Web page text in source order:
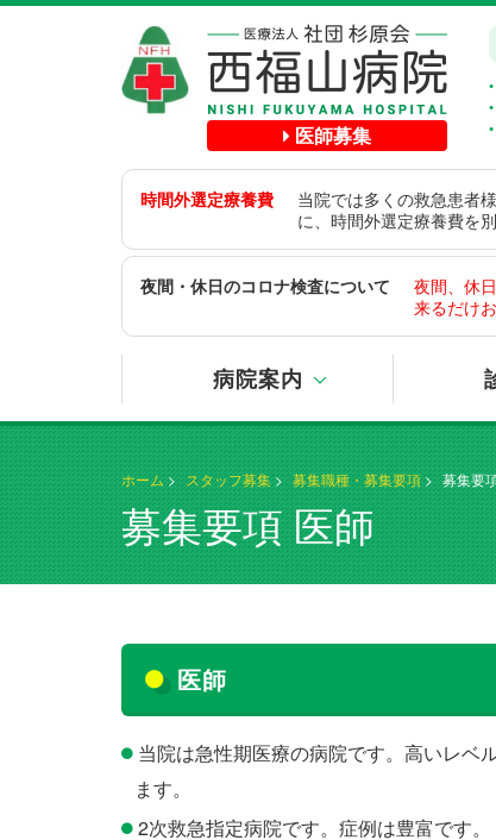
医師募集
●
●
●
時間外選定療養費
当院では多くの救急患者
に、時間外選定療養費を
夜間・休日のコロナ検査について 夜間、休
来るだけ
病院案内
ホーム > スタッフ募集 > 募集職種・募集要項 > 募集要
募集要項 医師
医師
当院は急性期医療の病院です。高いレベ
ます。
2次救急指定病院です。症例は豊富です。